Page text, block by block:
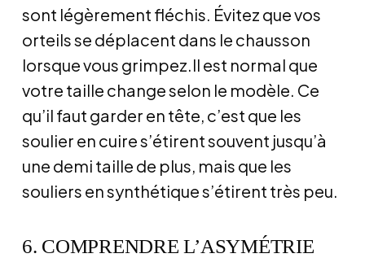
sont légèrement fléchis. Évitez que vos
orteils se déplacent dans le chausson
lorsque vous grimpez.Il est normal que
votre taille change selon le modèle. Ce
qu’il faut garder en tête, c’est que les
soulier en cuire s’étirent souvent jusqu’à
une demi taille de plus, mais que les
souliers en synthétique s’étirent très peu.
6. COMPRENDRE L’ASYMÉTRIE